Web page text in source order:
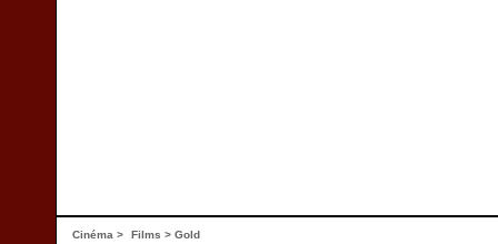
Cinéma > Films > Gold